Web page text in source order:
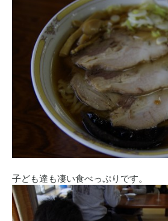
子ども達も凄い食べっぷりです。